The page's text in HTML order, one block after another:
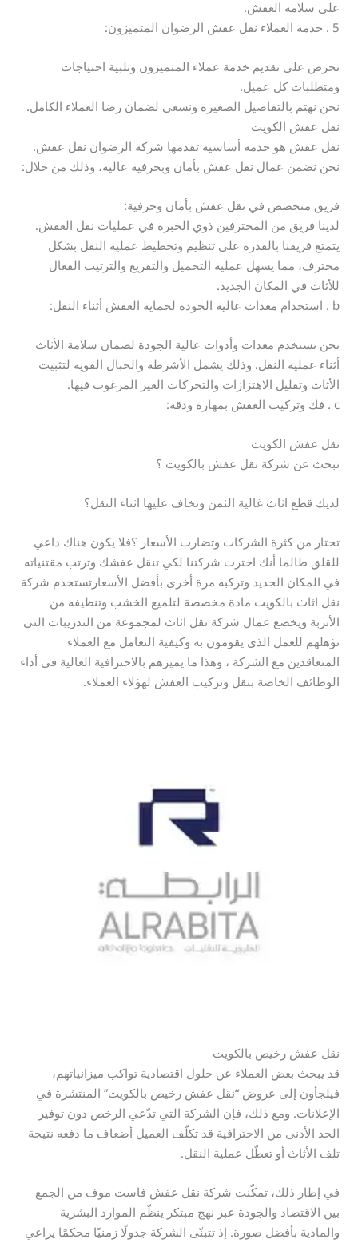
على سلامة العفش.
5 . خدمة العملاء نقل عفش الرضوان المتميزون:
نحرص على تقديم خدمة عملاء المتميزون وتلبية احتياجات
ومتطلبات كل عميل.
نحن نهتم بالتفاصيل الصغيرة ونسعى لضمان رضا العملاء الكامل.
نقل عفش الكويت
نقل عفش هو خدمة أساسية تقدمها شركة الرضوان نقل عفش.
نحن نضمن عمال نقل عفش بأمان وبحرفية عالية، وذلك من خلال:
فريق متخصص في نقل عفش بأمان وحرفية:
لدينا فريق من المحترفين ذوي الخبرة في عمليات نقل العفش.
يتمتع فريقنا بالقدرة على تنظيم وتخطيط عملية النقل بشكل
محترف، مما يسهل عملية التحميل والتفريغ والترتيب الفعال
للأثاث في المكان الجديد.
b . استخدام معدات عالية الجودة لحماية العفش أثناء النقل:
نحن نستخدم معدات وأدوات عالية الجودة لضمان سلامة الأثاث
أثناء عملية النقل. وذلك يشمل الأشرطة والحبال القوية لتثبيت
الأثاث وتقليل الاهتزازات والتحركات الغير المرغوب فيها.
c . فك وتركيب العفش بمهارة ودقة:
نقل عفش الكويت
تبحث عن شركة نقل عفش بالكويت ؟
لديك قطع اثاث غالية الثمن وتخاف عليها اثناء النقل؟
تحتار من كثرة الشركات وتضارب الأسعار ؟فلا يكون هناك داعي
للقلق طالما أنك اخترت شركتنا لكي تنقل عفشك وترتب مقتنياته
في المكان الجديد وتركبه مرة أخرى بأفضل الأسعارتستخدم شركة
نقل اثاث بالكويت مادة مخصصة لتلميع الخشب وتنظيفه من
الأتربة ويخضع عمال شركة نقل اثاث لمجموعة من التدريبات التي
تؤهلهم للعمل الذى يقومون به وكيفية التعامل مع العملاء
المتعاقدين مع الشركة ، وهذا ما يميزهم بالاحترافية العالية فى أداء
الوظائف الخاصة بنقل وتركيب العفش لهؤلاء العملاء.
نقل عفش رخيص بالكويت
قد يبحث بعض العملاء عن حلول اقتصادية تواكب ميزانياتهم،
فيلجأون إلى عروض “نقل عفش رخيص بالكويت” المنتشرة في
الإعلانات. ومع ذلك، فإن الشركة التي تدّعي الرخص دون توفير
الحد الأدنى من الاحترافية قد تكلّف العميل أضعاف ما دفعه نتيجة
تلف الأثاث أو تعطّل عملية النقل.
في إطار ذلك، تمكّنت شركة نقل عفش فاست موف من الجمع
بين الاقتصاد والجودة عبر نهج مبتكر ينظّم الموارد البشرية
والمادية بأفضل صورة. إذ تتبنّى الشركة جدولًا زمنيًا محكمًا يراعي